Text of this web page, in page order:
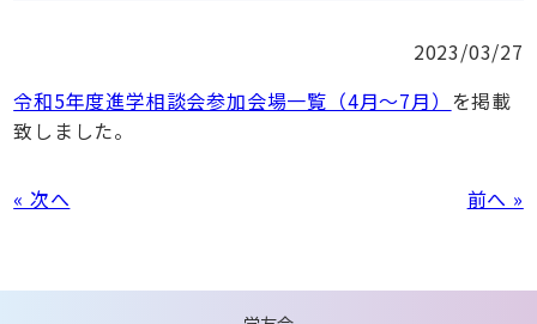
2023/03/27
令和5年度進学相談会参加会場一覧（4月～7月） を掲載
致しました。
« 次へ 前へ »